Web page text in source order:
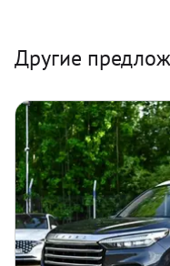
Другие